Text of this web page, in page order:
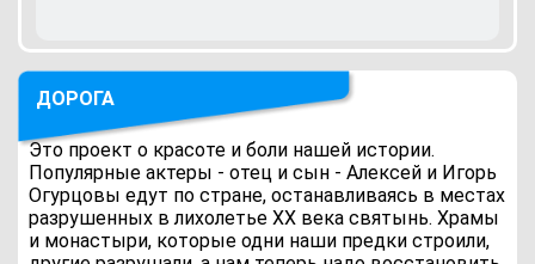
ДОРОГА
Это проект о красоте и боли нашей истории.
Популярные актеры - отец и сын - Алексей и Игорь
Огурцовы едут по стране, останавливаясь в местах
разрушенных в лихолетье ХХ века святынь. Храмы
и монастыри, которые одни наши предки строили,